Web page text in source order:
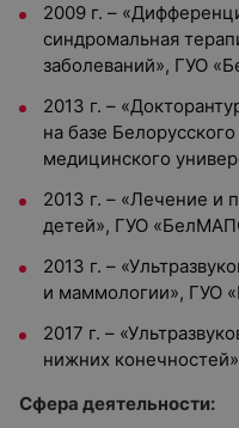
2009 г. –
синдромальная
заболеваний», ГУО
2013 г. –
на базе
медицинского
2013 г. – «Лечение и
детей», ГУО
2013 г. –
и маммологии», ГУО
2017 г. –
нижних
Сфера деятельности: